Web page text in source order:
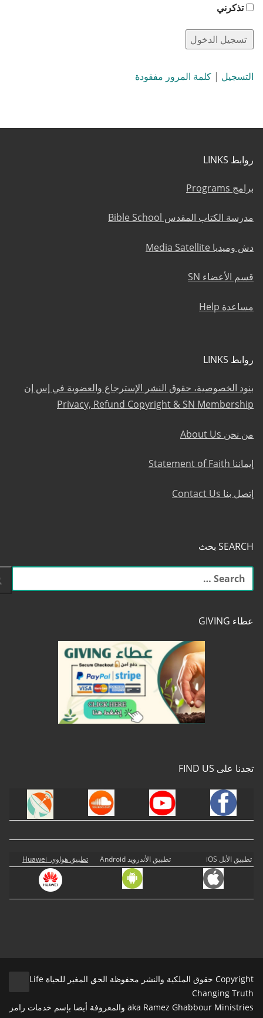
تذكرني
التسجيل | كلمة المرور مفقودة
روابط LINKS
برامج Programs
مدرسة الكتاب المقدس Bible School
دش وميديا Media Satellite
قسم الأعضاء SN
مساعدة Help
روابط LINKS
بنود الخصوصية، حقوق النشر الإسترجاع والعضوية في إس إن
Privacy, Refund Copyright & SN Membership
من نحن About Us
إيماننا Statement of Faith
إتصل بنا Contact Us
SEARCH بحث
البحث
عن:
عطاء GIVING
تجدنا على FIND US
تطبيق الأبل iOS تطبيق الأندرويد Android تطبيق هواوي Huawei
Copyright حقوق الملكية والنشر محفوظة الحق المغير للحياة Life
Changing Truth
aka Ramez Ghabbour Ministries والمعروفة أيضا بإسم خدمات رامز